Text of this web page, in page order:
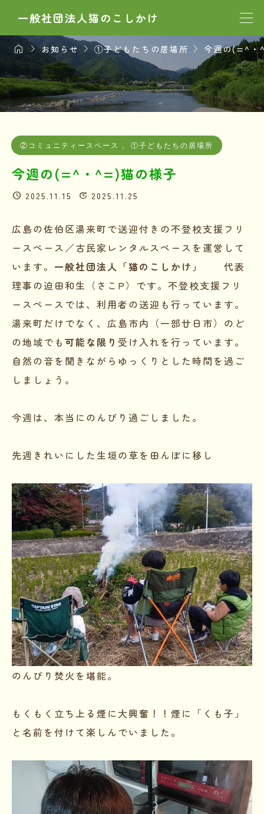
一般社団法人猫のこしかけ
 お知らせ ①子どもたちの居場所  今週の(=^・
②コミュニティースペース ①子どもたちの居場所
今週の(=^・^=)猫の様子
2025.11.15 2025.11.25
広島の佐伯区湯来町で送迎付きの不登校支援フリ
ースペース／古民家レンタルスペースを運営して
います。 一般社団法人「猫のこしかけ」
代表
理事の迫田和生（さこP）です。不登校支援フリ
ースペースでは、利用者の送迎も行っています。
湯来町だけでなく、広島市内（一部廿日市）のど
の地域でも 可能な限り 受け入れを行っています。
自然の音を聞きながらゆっくりとした時間を過ご
しましょう。
今週は、本当にのんびり過ごしました。
先週きれいにした生垣の草を田んぼに移し
のんびり焚火を堪能。
もくもく立ち上る煙に大興奮！！煙に「くも子」
と名前を付けて楽しんでいました。